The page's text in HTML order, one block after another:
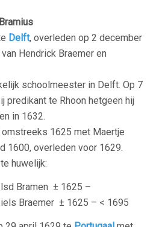
Delft, overleden op 2 december
Hendrick Braemer en
schoolmeester in Delft. Op 7
predikant te Rhoon hetgeen hij
in 1632.
1625 met Maertje
1600, overleden voor 1629.
huwelijk:
Bramen ± 1625 –
Braemer ± 1625 – < 1695